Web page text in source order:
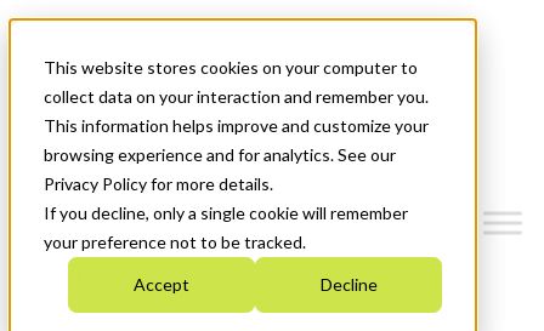
This website stores cookies on your computer to
collect data on your interaction and remember you.
This information helps improve and customize your
browsing experience and for analytics. See our
Privacy Policy for more details.
If you decline, only a single cookie will remember
your preference not to be tracked.
Accept Decline
News & Events
Get Started
Menu
Who We Are
Strategic Plan 2026-2030